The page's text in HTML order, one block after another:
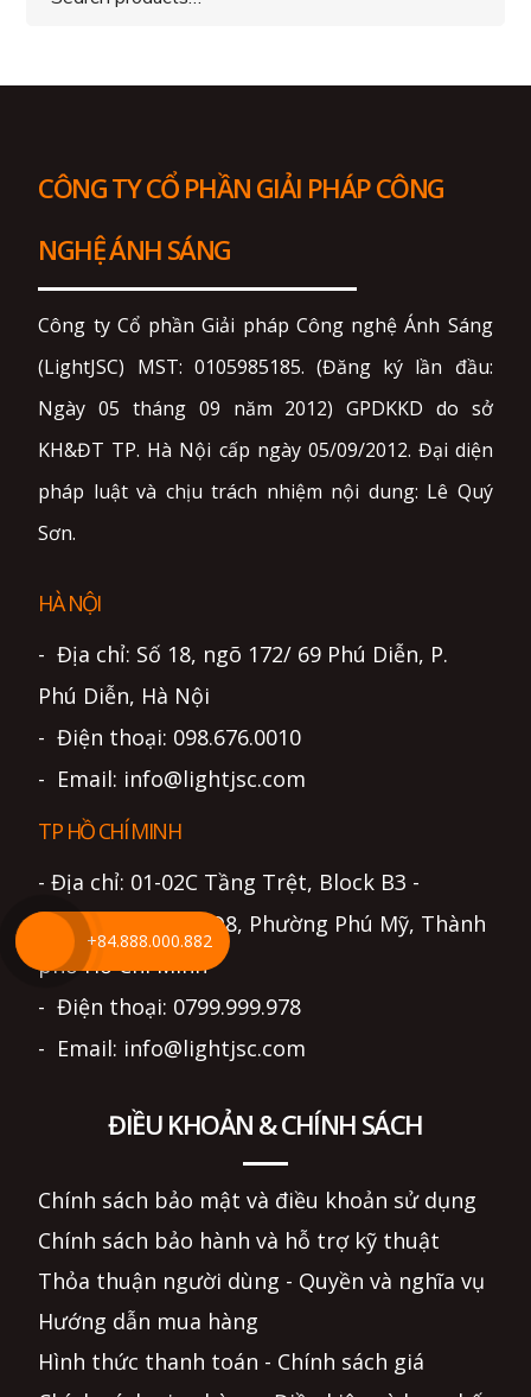
CÔNG TY CỔ PHẦN GIẢI PHÁP CÔNG
NGHỆ ÁNH SÁNG
Công ty Cổ phần Giải pháp Công nghệ Ánh Sáng
(LightJSC) MST: 0105985185. (Đăng ký lần đầu:
Ngày 05 tháng 09 năm 2012) GPDKKD do sở
KH&ĐT TP. Hà Nội cấp ngày 05/09/2012. Đại diện
pháp luật và chịu trách nhiệm nội dung: Lê Quý
Sơn.
HÀ NỘI
- Địa chỉ: Số 18, ngõ 172/ 69 Phú Diễn, P.
Phú Diễn, Hà Nội
- Điện thoại: 098.676.0010
- Email: info@lightjsc.com
TP HỒ CHÍ MINH
- Địa chỉ: 01-02C Tầng Trệt, Block B3 -
Eratown, Đường D8, Phường Phú Mỹ, Thành
phố Hồ Chí Minh
- Điện thoại: 0799.999.978
- Email: info@lightjsc.com
ĐIỀU KHOẢN & CHÍNH SÁCH
Chính sách bảo mật và điều khoản sử dụng
Chính sách bảo hành và hỗ trợ kỹ thuật
Thỏa thuận người dùng - Quyền và nghĩa vụ
Hướng dẫn mua hàng
Hình thức thanh toán - Chính sách giá
+84.888.000.882